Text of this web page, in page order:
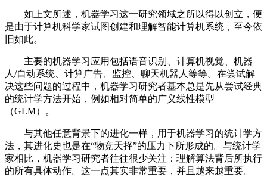
如上文所述，机器学习这一研究领域之所以得以创立，便
是由于计算机科学家试图创建和理解智能计算机系统，至今依
旧如此。
主要的机器学习应用包括语音识别、计算机视觉、机器
人/自动系统、计算广告、监控、聊天机器人等等。在尝试解
决这些问题的过程中，机器学习研究者基本总是先从尝试经典
的统计学方法开始，例如相对简单的广义线性模型
（GLM）。
与其他任意背景下的进化一样，用于机器学习的统计学方
法，其进化史也是在“物竞天择”的压力下所形成的。与统计学
家相比，机器学习研究者往往很少关注：理解算法背后所执行
的所有具体动作。这一点其实非常重要，并且越来越重要。